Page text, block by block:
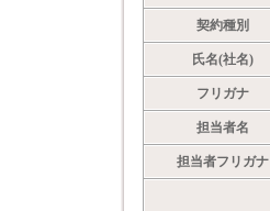
契約種別
氏名(社名)
フリガナ
担当者名
担当者フリガナ